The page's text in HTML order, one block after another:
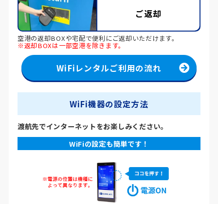
ご返却
空港の返却BOXや宅配で便利にご返却いただけます。
※返却BOXは一部空港を除きます。
WiFiレンタルご利用の流れ
WiFi機器の設定方法
渡航先でインターネットをお楽しみください。
WiFiの設定も簡単です！